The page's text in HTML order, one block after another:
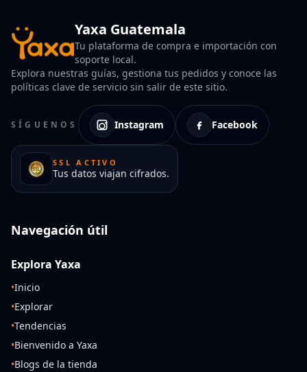
Yaxa Guatemala
Tu plataforma de compra e importación con
soporte local.
Explora nuestras guías, gestiona tus pedidos y conoce las
políticas clave de servicio sin salir de este sitio.
SÍGUENOS Instagram Facebook
SSL ACTIVO
Tus datos viajan cifrados.
Navegación útil
Explora Yaxa
•Inicio
•Explorar
•Tendencias
•Bienvenido a Yaxa
•Blogs de la tienda